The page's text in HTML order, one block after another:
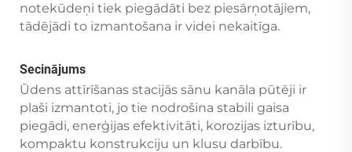
notekūdeņi tiek piegādāti bez piesārņotājiem,
tādējādi to izmantošana ir videi nekaitīga.
Secinājums
Ūdens attīrīšanas stacijās sānu kanāla pūtēji ir
plaši izmantoti, jo tie nodrošina stabili gaisa
piegādi, enerģijas efektivitāti, korozijas izturību,
kompaktu konstrukciju un klusu darbību.